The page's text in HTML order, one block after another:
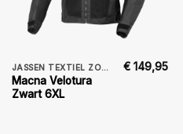
JASSEN TEXTIEL ZOMER
Macna Velotura
Zwart 6XL
€ 149,95